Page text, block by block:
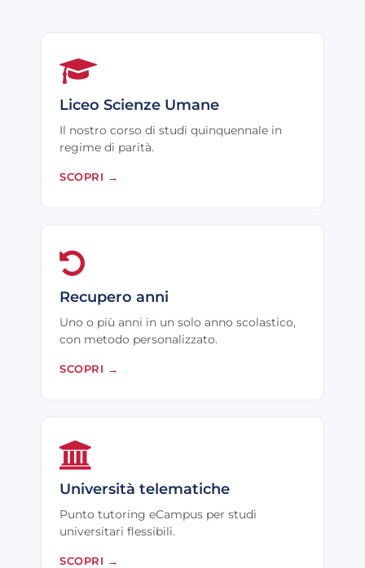
Liceo Scienze Umane
Il nostro corso di studi quinquennale in
regime di parità.
SCOPRI →
Recupero anni
Uno o più anni in un solo anno scolastico,
con metodo personalizzato.
SCOPRI →
Università telematiche
Punto tutoring eCampus per studi
universitari flessibili.
SCOPRI →